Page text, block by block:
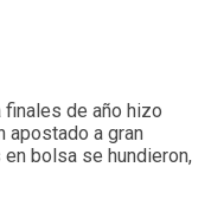
de año hizo
apostado a gran
bolsa se hundieron,